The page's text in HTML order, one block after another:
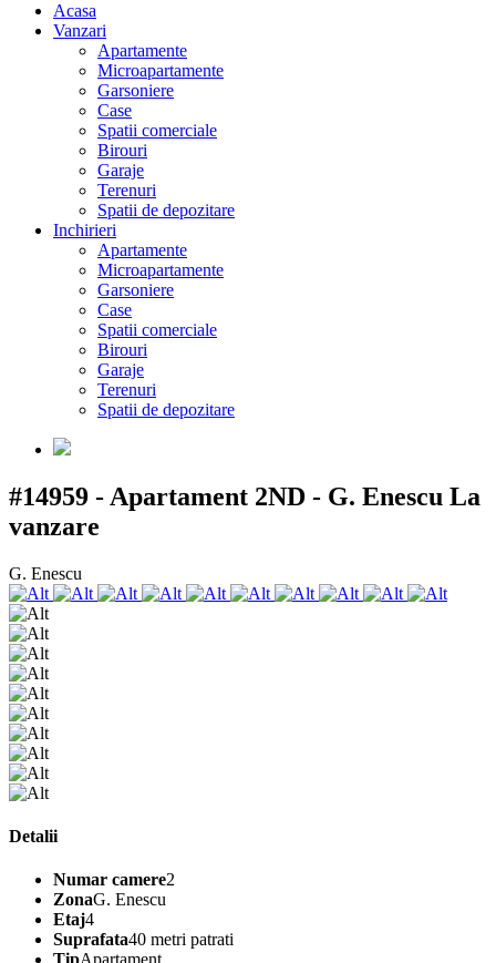
Acasa
Vanzari
Apartamente
Microapartamente
Garsoniere
Case
Spatii comerciale
Birouri
Garaje
Terenuri
Spatii de depozitare
Inchirieri
Apartamente
Microapartamente
Garsoniere
Case
Spatii comerciale
Birouri
Garaje
Terenuri
Spatii de depozitare
#14959 - Apartament 2ND - G. Enescu La
vanzare
G. Enescu
Detalii
Numar camere2
ZonaG. Enescu
Etaj4
Suprafata40 metri patrati